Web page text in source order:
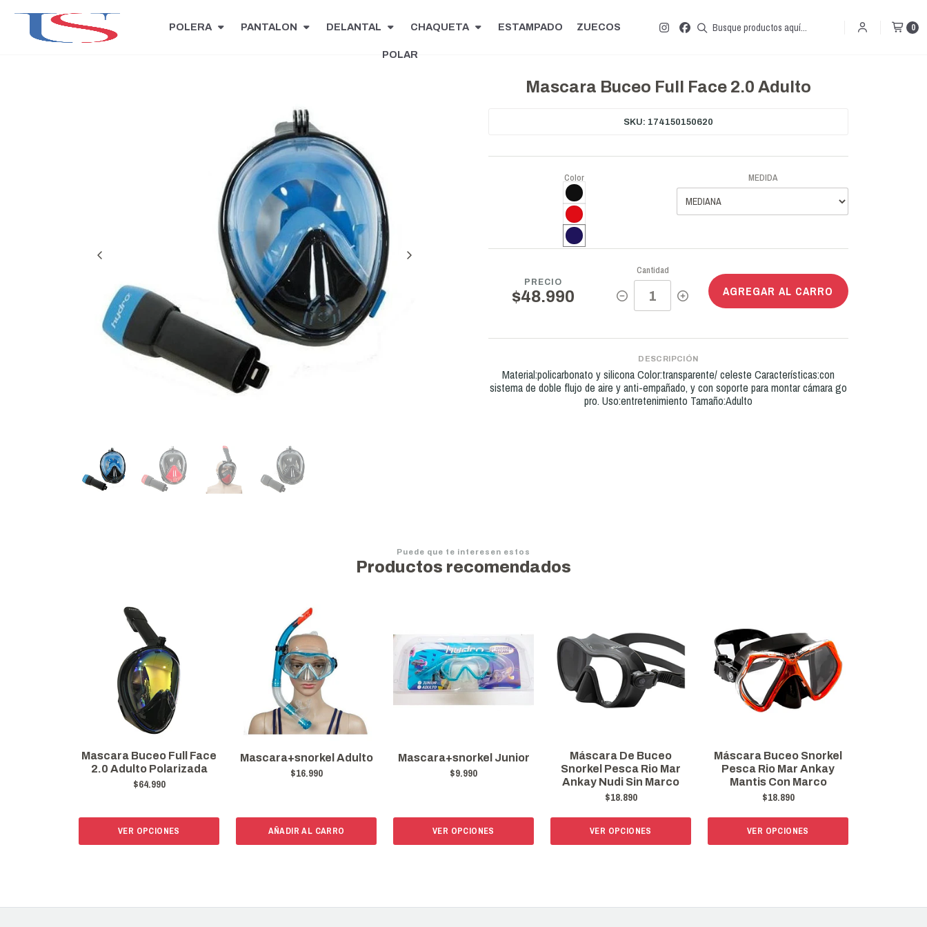
POLERA PANTALON DELANTAL CHAQUETA ESTAMPADO ZUECOS
POLAR
0
Mascara Buceo Full Face 2.0 Adulto
SKU: 174150150620
Color MEDIDA
PRECIO
$48.990
Cantidad
AGREGAR AL CARRO
DESCRIPCIÓN
Material:policarbonato y silicona Color:transparente/ celeste Características:con
sistema de doble flujo de aire y anti-empañado, y con soporte para montar cámara go
pro. Uso:entretenimiento Tamaño:Adulto
Puede que te interesen estos
Productos recomendados
Mascara Buceo Full Face
2.0 Adulto Polarizada
$64.990
VER OPCIONES
Mascara+snorkel Adulto
$16.990
AÑADIR AL CARRO
Mascara+snorkel Junior
$9.990
VER OPCIONES
Máscara De Buceo
Snorkel Pesca Rio Mar
Ankay Nudi Sin Marco
$18.890
VER OPCIONES
Máscara Buceo Snorkel
Pesca Rio Mar Ankay
Mantis Con Marco
$18.890
VER OPCIONES